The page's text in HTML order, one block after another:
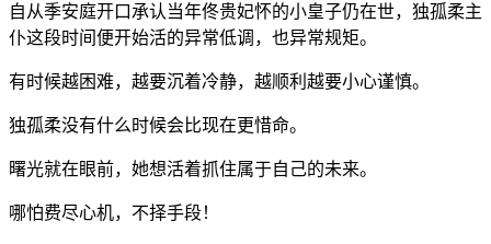
自从季安庭开口承认当年佟贵妃怀的小皇子仍在世，独孤柔主
仆这段时间便开始活的异常低调，也异常规矩。
有时候越困难，越要沉着冷静，越顺利越要小心谨慎。
独孤柔没有什么时候会比现在更惜命。
曙光就在眼前，她想活着抓住属于自己的未来。
哪怕费尽心机，不择手段！